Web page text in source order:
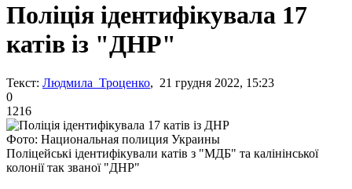
Поліція ідентифікувала 17
катів із "ДНР"
Текст: Людмила Троценко, 21 грудня 2022, 15:23
0
1216
Фото: Национальная полиция Украины
Поліцейські ідентифікували катів з "МДБ" та калінінської
колонії так званої "ДНР"